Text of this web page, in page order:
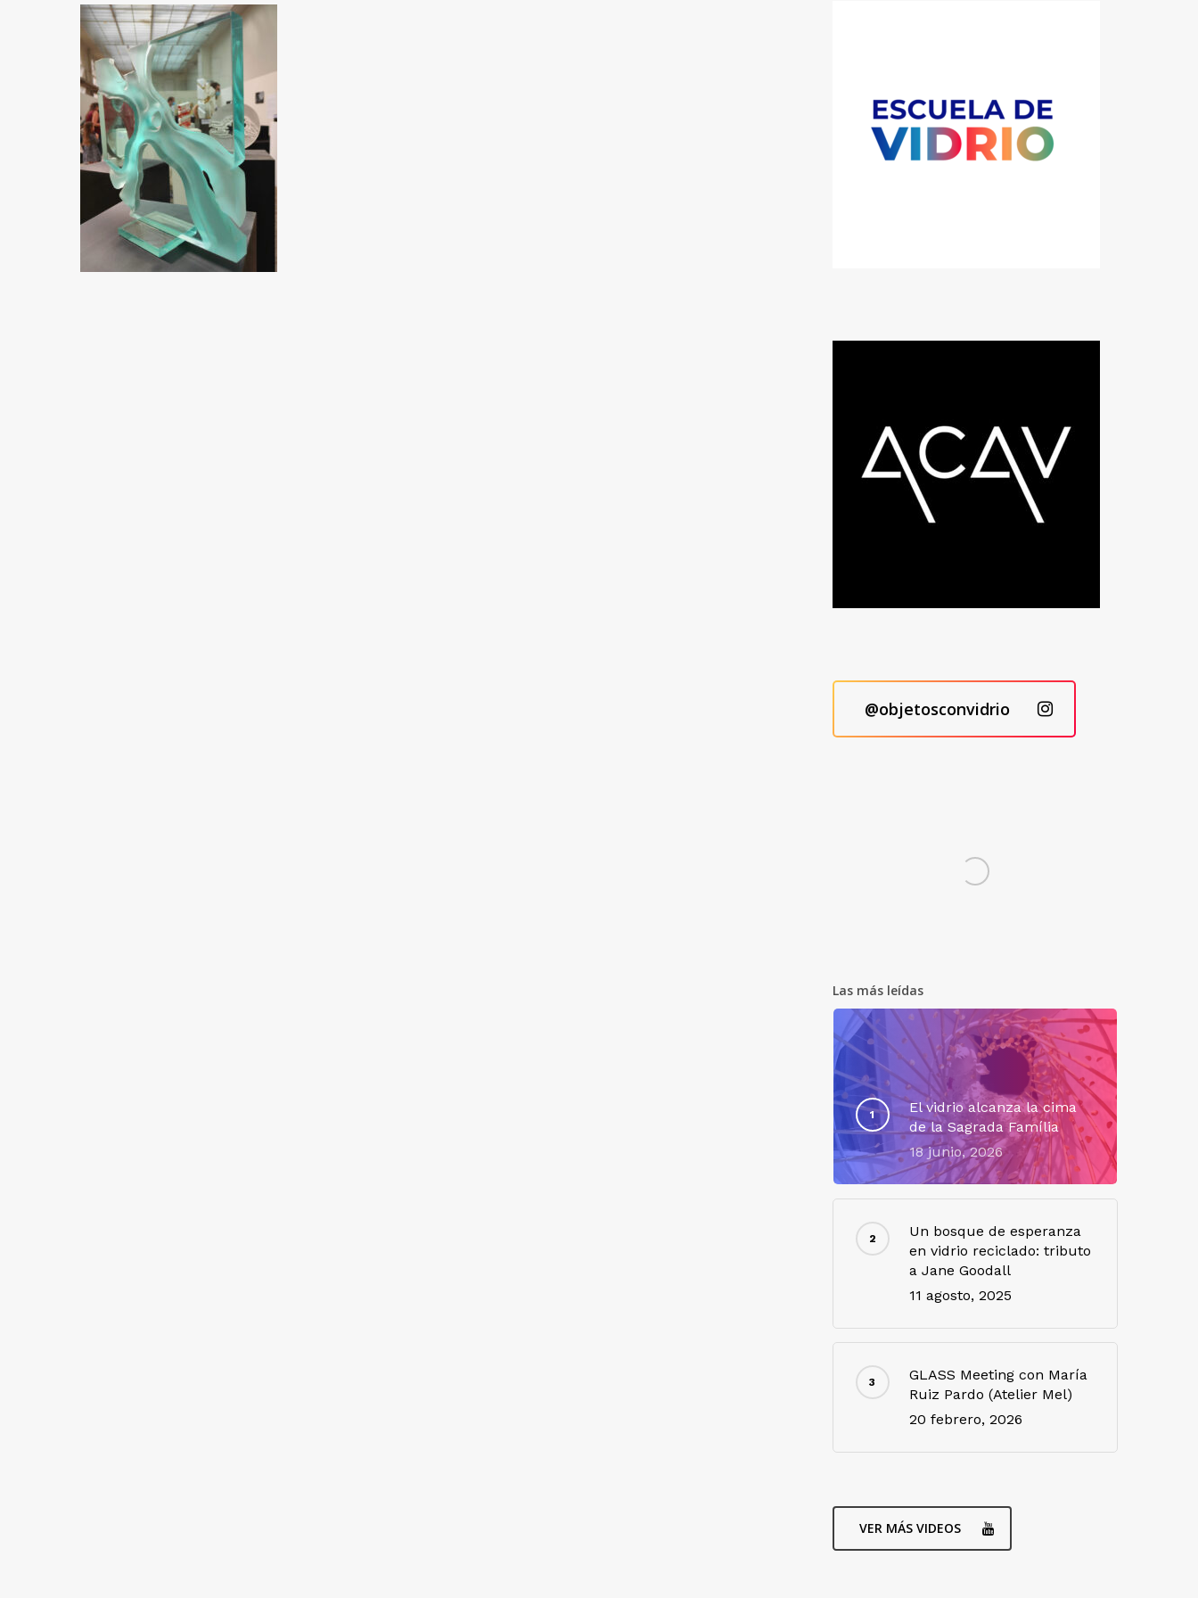
@objetosconvidrio
Las más leídas
El vidrio alcanza la cima
de la Sagrada Família
18 junio, 2026
Un bosque de esperanza
en vidrio reciclado: tributo
a Jane Goodall
11 agosto, 2025
GLASS Meeting con María
Ruiz Pardo (Atelier Mel)
20 febrero, 2026
VER MÁS VIDEOS